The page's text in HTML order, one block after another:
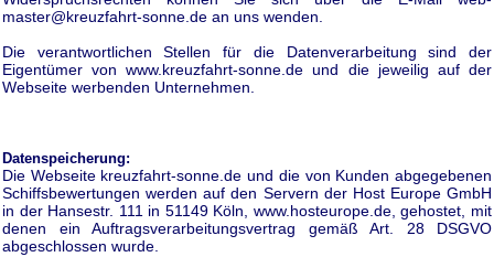
master@kreuzfahrt-sonne.de an uns wenden.
Die verantwortlichen Stellen für die Datenverarbeitung sind der
Eigentümer von www.kreuzfahrt-sonne.de und die jeweilig auf der
Webseite werbenden Unternehmen.
Datenspeicherung:
Die Webseite kreuzfahrt-sonne.de und die von Kunden abgegebenen
Schiffsbewertungen werden auf den Servern der Host Europe GmbH
in der Hansestr. 111 in 51149 Köln, www.hosteurope.de, gehostet, mit
denen ein Auftragsverarbeitungsvertrag gemäß Art. 28 DSGVO
abgeschlossen wurde.